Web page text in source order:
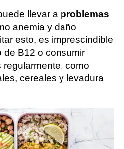
llevar a problemas
anemia y daño
esto, es imprescindible
de B12 o consumir
regularmente, como
cereales y levadura